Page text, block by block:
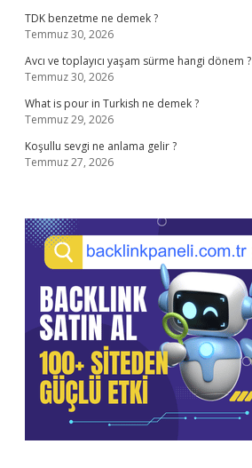
TDK benzetme ne demek ?
Temmuz 30, 2026
Avcı ve toplayıcı yaşam sürme hangi dönem ?
Temmuz 30, 2026
What is pour in Turkish ne demek ?
Temmuz 29, 2026
Koşullu sevgi ne anlama gelir ?
Temmuz 27, 2026